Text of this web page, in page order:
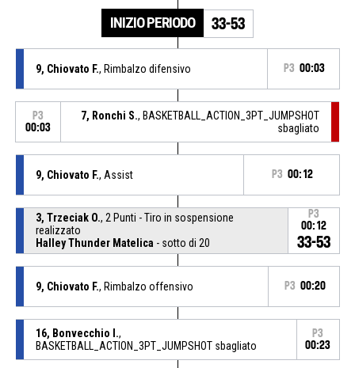
INIZIO PERIODO 33-53
9, Chiovato F., Rimbalzo difensivo P3 00:03
P3
00:03
7, Ronchi S., BASKETBALL_ACTION_3PT_JUMPSHOT
sbagliato
9, Chiovato F., Assist P3 00:12
3, Trzeciak O., 2 Punti - Tiro in sospensione
realizzato
Halley Thunder Matelica - sotto di 20
P3
00:12
33-53
9, Chiovato F., Rimbalzo offensivo P3 00:20
16, Bonvecchio I.,
BASKETBALL_ACTION_3PT_JUMPSHOT sbagliato
P3
00:23